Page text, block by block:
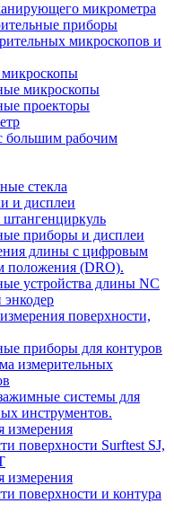
микрометра
приборы
микроскопов и
микроскопы
проекторы
большим рабочим
стекла
и дисплеи
приборы и дисплеи
длины с цифровым
положения (DRO).
устройства длины NC
поверхности,
приборы для контуров
измерительных
системы для
инструментов.
измерения
поверхности Surftest SJ,
измерения
поверхности и контура